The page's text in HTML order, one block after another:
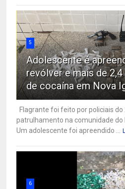
5
Adolescente é
revólver e mais de
de cocaína em Nova
Flagrante foi feito por policiais do
patrulhamento na comunidade do
Um adolescente foi apreendido ...
6